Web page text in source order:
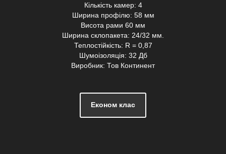
Кількість камер: 4
Ширина профілю: 58 мм
Висота рами 60 мм
Ширина склопакета: 24/32 мм.
Теплостійкість: R = 0,87
Шумоізоляція: 32 Дб
Виробник: Тов Континент
Економ клас